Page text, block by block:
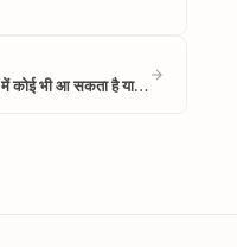
में कोई भी आ सकता है या…